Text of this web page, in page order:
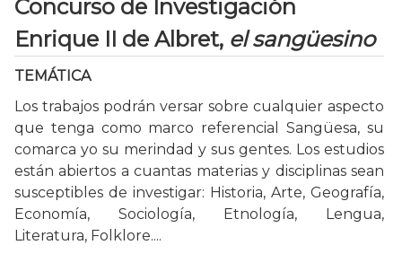
Concurso de Investigación
Enrique II de Albret, el sangüesino
TEMÁTICA
Los trabajos podrán versar sobre cualquier aspecto
que tenga como marco referencial Sangüesa, su
comarca yo su merindad y sus gentes. Los estudios
están abiertos a cuantas materias y disciplinas sean
susceptibles de investigar: Historia, Arte, Geografía,
Economía, Sociología, Etnología, Lengua,
Literatura, Folklore....